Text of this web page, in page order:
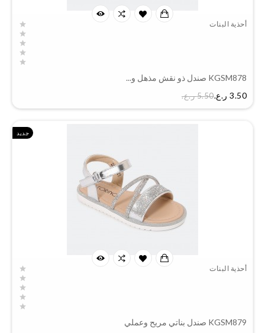
أحذية البنات
KGSM878 صندل ذو نقش مذهل و...
3.50 ر.ع.‏
5.50 ر.ع.‏
جديد
أحذية البنات
KGSM879 صندل بناتي مريح وعملي